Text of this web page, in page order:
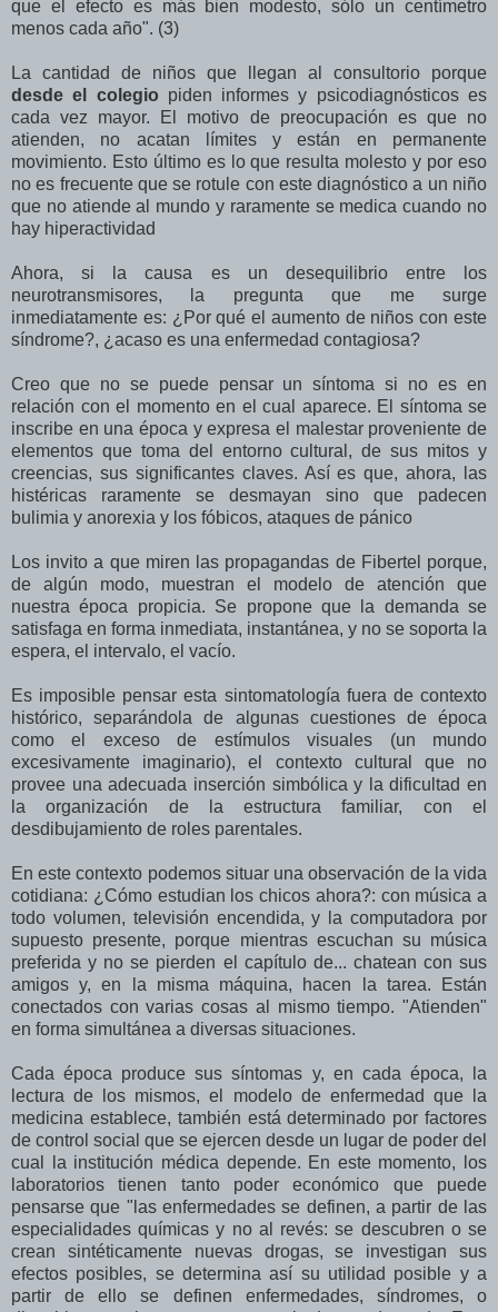
que el efecto es más bien modesto, sólo un centímetro
menos cada año". (3)
La cantidad de niños que llegan al consultorio porque
desde el colegio piden informes y psicodiagnósticos es
cada vez mayor. El motivo de preocupación es que no
atienden, no acatan límites y están en permanente
movimiento. Esto último es lo que resulta molesto y por eso
no es frecuente que se rotule con este diagnóstico a un niño
que no atiende al mundo y raramente se medica cuando no
hay hiperactividad
Ahora, si la causa es un desequilibrio entre los
neurotransmisores, la pregunta que me surge
inmediatamente es: ¿Por qué el aumento de niños con este
síndrome?, ¿acaso es una enfermedad contagiosa?
Creo que no se puede pensar un síntoma si no es en
relación con el momento en el cual aparece. El síntoma se
inscribe en una época y expresa el malestar proveniente de
elementos que toma del entorno cultural, de sus mitos y
creencias, sus significantes claves. Así es que, ahora, las
histéricas raramente se desmayan sino que padecen
bulimia y anorexia y los fóbicos, ataques de pánico
Los invito a que miren las propagandas de Fibertel porque,
de algún modo, muestran el modelo de atención que
nuestra época propicia. Se propone que la demanda se
satisfaga en forma inmediata, instantánea, y no se soporta la
espera, el intervalo, el vacío.
Es imposible pensar esta sintomatología fuera de contexto
histórico, separándola de algunas cuestiones de época
como el exceso de estímulos visuales (un mundo
excesivamente imaginario), el contexto cultural que no
provee una adecuada inserción simbólica y la dificultad en
la organización de la estructura familiar, con el
desdibujamiento de roles parentales.
En este contexto podemos situar una observación de la vida
cotidiana: ¿Cómo estudian los chicos ahora?: con música a
todo volumen, televisión encendida, y la computadora por
supuesto presente, porque mientras escuchan su música
preferida y no se pierden el capítulo de... chatean con sus
amigos y, en la misma máquina, hacen la tarea. Están
conectados con varias cosas al mismo tiempo. "Atienden"
en forma simultánea a diversas situaciones.
Cada época produce sus síntomas y, en cada época, la
lectura de los mismos, el modelo de enfermedad que la
medicina establece, también está determinado por factores
de control social que se ejercen desde un lugar de poder del
cual la institución médica depende. En este momento, los
laboratorios tienen tanto poder económico que puede
pensarse que "las enfermedades se definen, a partir de las
especialidades químicas y no al revés: se descubren o se
crean sintéticamente nuevas drogas, se investigan sus
efectos posibles, se determina así su utilidad posible y a
partir de ello se definen enfermedades, síndromes, o